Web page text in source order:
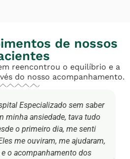
de nossos
reencontrou o equilíbrio e a
do nosso acompanhamento.
fase muito difícil por causa da
que não tinha saída. Mas no
me senti cuidada, sabe? Eles
importaram comigo. A equipe é
pessoa fez a diferença. Hoje tô